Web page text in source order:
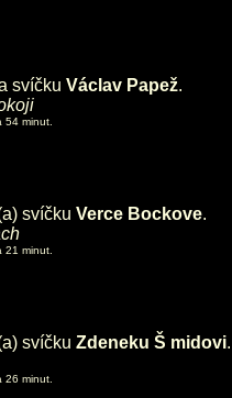
svíčku Václav Papež.
54 minut.
svíčku Verce Bockove.
21 minut.
svíčku Zdeneku Š midovi.
26 minut.